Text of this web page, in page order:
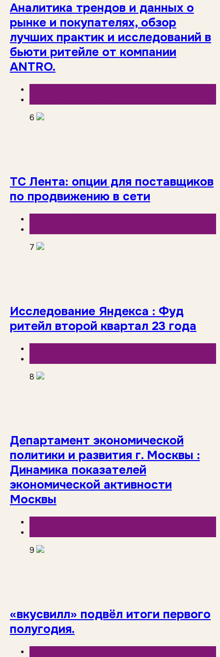
Аналитика трендов и данных о
рынке и покупателях, обзор
лучших практик и исследований в
бьюти ритейле от компании
ANTRO.
6
ТС Лента: опции для поставщиков
по продвижению в сети
7
Исследование Яндекса : Фуд
ритейл второй квартал 23 года
8
Департамент экономической
политики и развития г. Москвы :
Динамика показателей
экономической активности
Москвы
9
«вкусвилл» подвёл итоги первого
полугодия.